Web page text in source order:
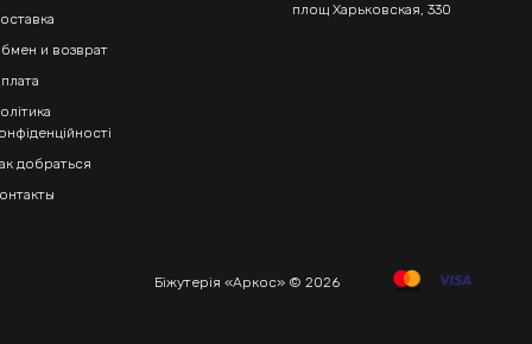
и возврат
добраться
площ Харьковская, 330
Біжутерія «Аркос» © 2026